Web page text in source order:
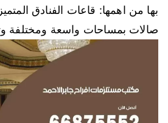
بها من اهمها: قاعات الفنادق
صالات بمساحات واسعة ومختلفة